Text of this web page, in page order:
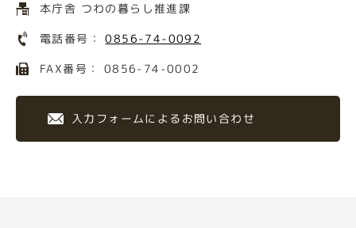
本庁舎 つわの暮らし推進課
電話番号：0856-74-0092
FAX番号： 0856-74-0002
入力フォームによるお問い合わせ